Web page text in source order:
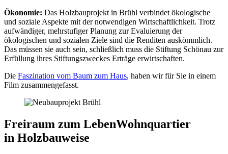
Ökonomie: Das Holzbauprojekt in Brühl verbindet ökologische
und soziale Aspekte mit der notwendigen Wirtschaftlichkeit. Trotz
aufwändiger, mehrstufiger Planung zur Evaluierung der
ökologischen und sozialen Ziele sind die Renditen auskömmlich.
Das müssen sie auch sein, schließlich muss die Stiftung Schönau zur
Erfüllung ihres Stiftungszweckes Erträge erwirtschaften.
Die Faszination vom Baum zum Haus, haben wir für Sie in einem
Film zusammengefasst.
Freiraum zum LebenWohnquartier
in Holzbauweise